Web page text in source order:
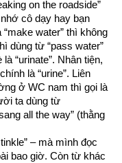
on the roadside”
cô dạy hay bạn
water” thì không
dùng từ “pass water”
“urinate”. Nhân tiện,
là “urine”. Liên
ở WC nam thì gọi là
ta dùng từ
all the way” (thằng
– mà mình đọc
bao giờ. Còn từ khác